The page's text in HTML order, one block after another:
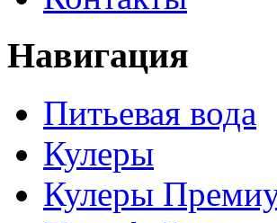
Навигация
Питьевая вода
Кулеры
Кулеры